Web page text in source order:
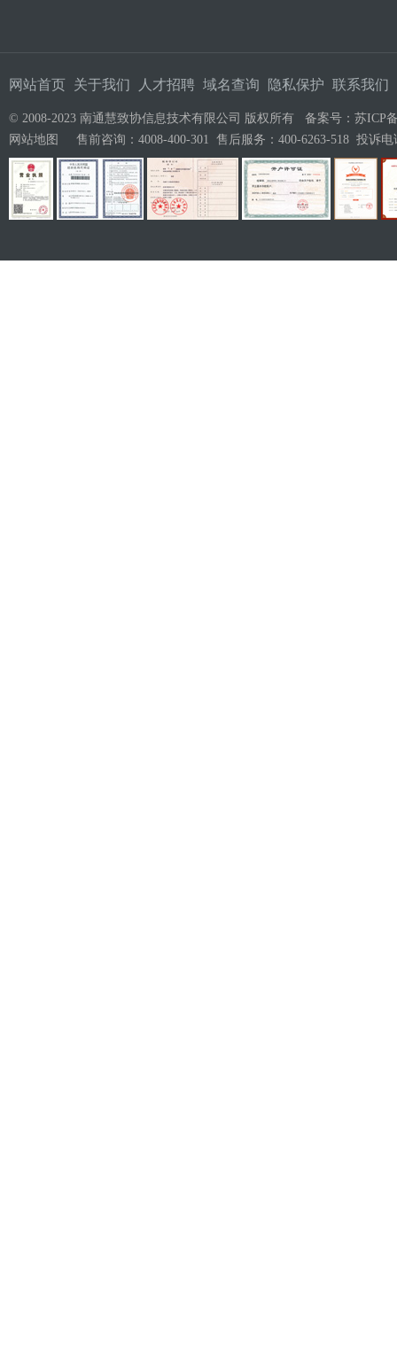
网站首页 关于我们 人才招聘 域名查询 隐私保护 联系我们
© 2008-2023 南通慧致协信息技术有限公司 版权所有 备案号： 苏ICP
网站地图
售前咨询：4008-400-301 售后服务：400-6263-518 投诉